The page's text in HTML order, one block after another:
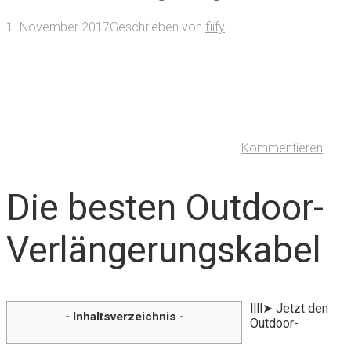
1. November 2017Geschrieben von fiify
Kommentieren
Die besten Outdoor-
Verlängerungskabel
- Inhaltsverzeichnis -
llll➤ Jetzt den
Outdoor-